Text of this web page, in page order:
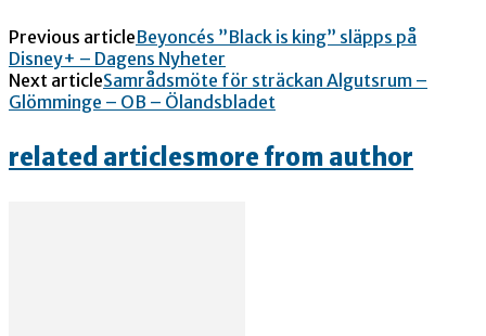
Previous articleBeyoncés ”Black is king” släpps på
Disney+ – Dagens Nyheter
Next articleSamrådsmöte för sträckan Algutsrum –
Glömminge – OB – Ölandsbladet
related articlesmore from author